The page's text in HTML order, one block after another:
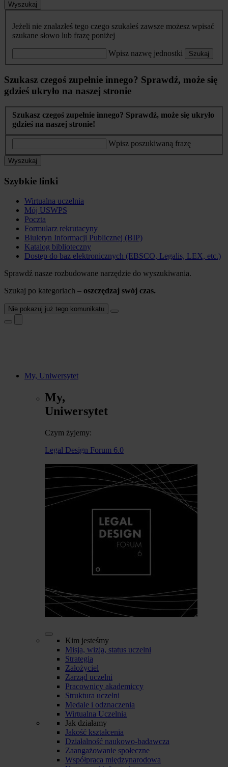
Wyszukaj
Jeżeli nie znalazłeś tego czego szukałeś zawsze możesz wpisać
szukane słowo lub frazę poniżej
Wpisz nazwę jednostki Szukaj
Szukasz czegoś zupełnie innego? Sprawdź, może się
gdzieś ukryło na naszej stronie
Szukasz czegoś zupełnie innego? Sprawdź, może się ukryło
gdzieś na naszej stronie!
Wpisz poszukiwaną frazę
Wyszukaj
Szybkie linki
Wirtualna uczelnia
Mój USWPS
Poczta
Formularz rekrutacyny
Biuletyn Informacji Publicznej (BIP)
Katalog biblioteczny
Dostęp do baz elektronicznych (EBSCO, Legalis, LEX, etc.)
Sprawdź nasze rozbudowane narzędzie do wyszukiwania.
Szukaj po kategoriach – oszczędzaj swój czas.
Nie pokazuj już tego komunikatu
My, Uniwersytet
My,
Uniwersytet
Czym żyjemy:
Legal Design Forum 6.0
Kim jesteśmy
Misja, wizja, status uczelni
Strategia
Założyciel
Zarząd uczelni
Pracownicy akademiccy
Struktura uczelni
Medale i odznaczenia
Wirtualna Uczelnia
Jak działamy
Jakość kształcenia
Działalność naukowo-badawcza
Zaangażowanie społeczne
Współpraca międzynarodowa